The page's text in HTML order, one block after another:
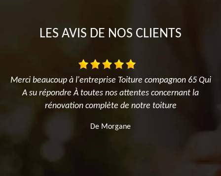
LES AVIS DE NOS CLIENTS
Merci beaucoup à l'entreprise Toiture compagnon 65 Qui
A su répondre À toutes nos attentes concernant la
rénovation complète de notre toiture
De Morgane